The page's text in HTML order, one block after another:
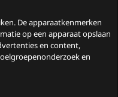
Go Go
De apparaatkenmerken
op een apparaat opslaan
en content,
en